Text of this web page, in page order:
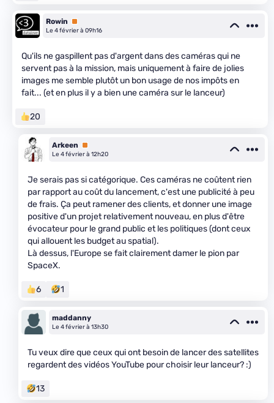
Rowin
Premium
Le 4 février à 09h16
Qu'ils ne gaspillent pas d'argent dans des caméras qui ne
servent pas à la mission, mais uniquement à faire de jolies
images me semble plutôt un bon usage de nos impôts en
fait... (et en plus il y a bien une caméra sur le lanceur)
20
Arkeen
Premium
Le 4 février à 12h20
Je serais pas si catégorique. Ces caméras ne coûtent rien
par rapport au coût du lancement, c'est une publicité à peu
de frais. Ça peut ramener des clients, et donner une image
positive d'un projet relativement nouveau, en plus d'être
évocateur pour le grand public et les politiques (dont ceux
qui allouent les budget au spatial).
Là dessus, l'Europe se fait clairement damer le pion par
SpaceX.
6 1
maddanny
Le 4 février à 13h30
Tu veux dire que ceux qui ont besoin de lancer des satellites
regardent des vidéos YouTube pour choisir leur lanceur? :)
13